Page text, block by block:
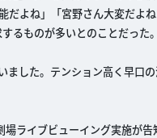
だよね」「宮野さん大変だよ
るものが多いとのことだった。
した。テンション高く早口の
ライブビューイング実施が告